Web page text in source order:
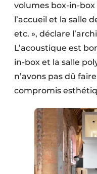
volumes box-in-
l’accueil et la salle
etc. », déclare
L’acoustique est
in-box et la salle
n’avons pas dû
compromis